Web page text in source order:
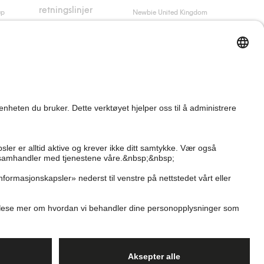
retningslinjer
Newbie United Kingdom